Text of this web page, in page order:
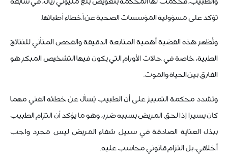
تؤكد على مسؤولية المؤسسات الصحية عن أخطاء أطبائها.
وتُظهر هذه القضية أهمية المتابعة الدقيقة والفحص المتأني للنتائج
الطبية، خاصة في حالات الأورام التي يكون فيها التشخيص المبكر هو
الفارق بين الحياة والموت.
وتشدد محكمة التمييز على أن الطبيب يُسأل عن خطئه الفني مهما
كان يسيرا إذا لحق المريض بسببه ضرر، وهو ما يؤكد أن التزام الطبيب
ببذل العناية الصادقة في سبيل شفاء المريض ليس مجرد واجب
أخلاقي، بل التزام قانوني محاسب عليه.